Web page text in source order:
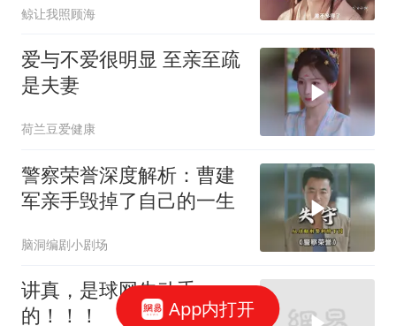
鲸让我照顾海
爱与不爱很明显 至亲至疏
是夫妻
荷兰豆爱健康
警察荣誉深度解析：曹建
军亲手毁掉了自己的一生
脑洞编剧小剧场
讲真，是球网先动手
的！！！
App内打开